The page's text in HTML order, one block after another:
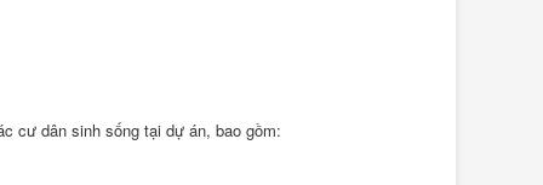
cư dân sinh sống tại dự án, bao gồm: